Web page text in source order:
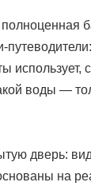
использует,
воды —
дверь:
на